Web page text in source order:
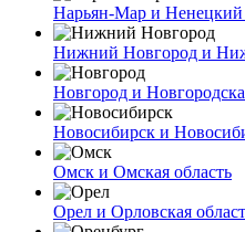
Нарьян-Мар и
Нижний Новгород и
Новгород и
Новосибирск и
Омск и Омская область
Орел и Орловская